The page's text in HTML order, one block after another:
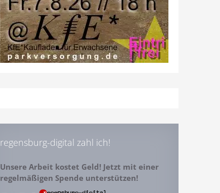
regensburg-digital zahl ich!
Unsere Arbeit kostet Geld! Jetzt mit einer
regelmäßigen Spende unterstützen!